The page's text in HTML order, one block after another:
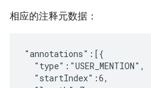
相应的注释元数据：
"annotations":[{
  "type":"USER_MENTION",
  "startIndex":6,